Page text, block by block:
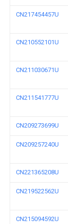
CN217454457U
CN210552101U
CN211030671U
CN211541777U
CN209273699U
CN209257240U
CN221365208U
CN219522562U
CN215094592U